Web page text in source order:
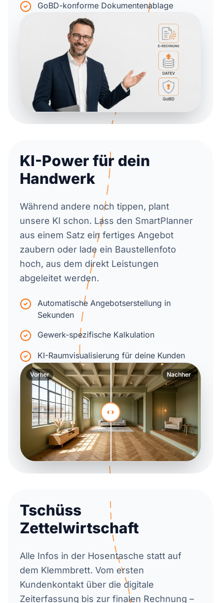
GoBD-konforme Dokumentenablage
KI-Power für dein
Handwerk
Während andere noch tippen, plant
unsere KI schon. Lass den SmartPlanner
aus einem Satz ein fertiges Angebot
zaubern oder lade ein Baustellenfoto
hoch, aus dem direkt Leistungen
abgeleitet werden.
Automatische Angebotserstellung in
Sekunden
Gewerk-spezifische Kalkulation
KI-Raumvisualisierung für deine Kunden
Vorher Nachher
Tschüss
Zettelwirtschaft
Alle Infos in der Hosentasche statt auf
dem Klemmbrett. Vom ersten
Kundenkontakt über die digitale
Zeiterfassung bis zur finalen Rechnung –